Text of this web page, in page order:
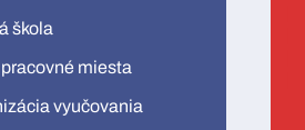
škola
miesta
vyučovania